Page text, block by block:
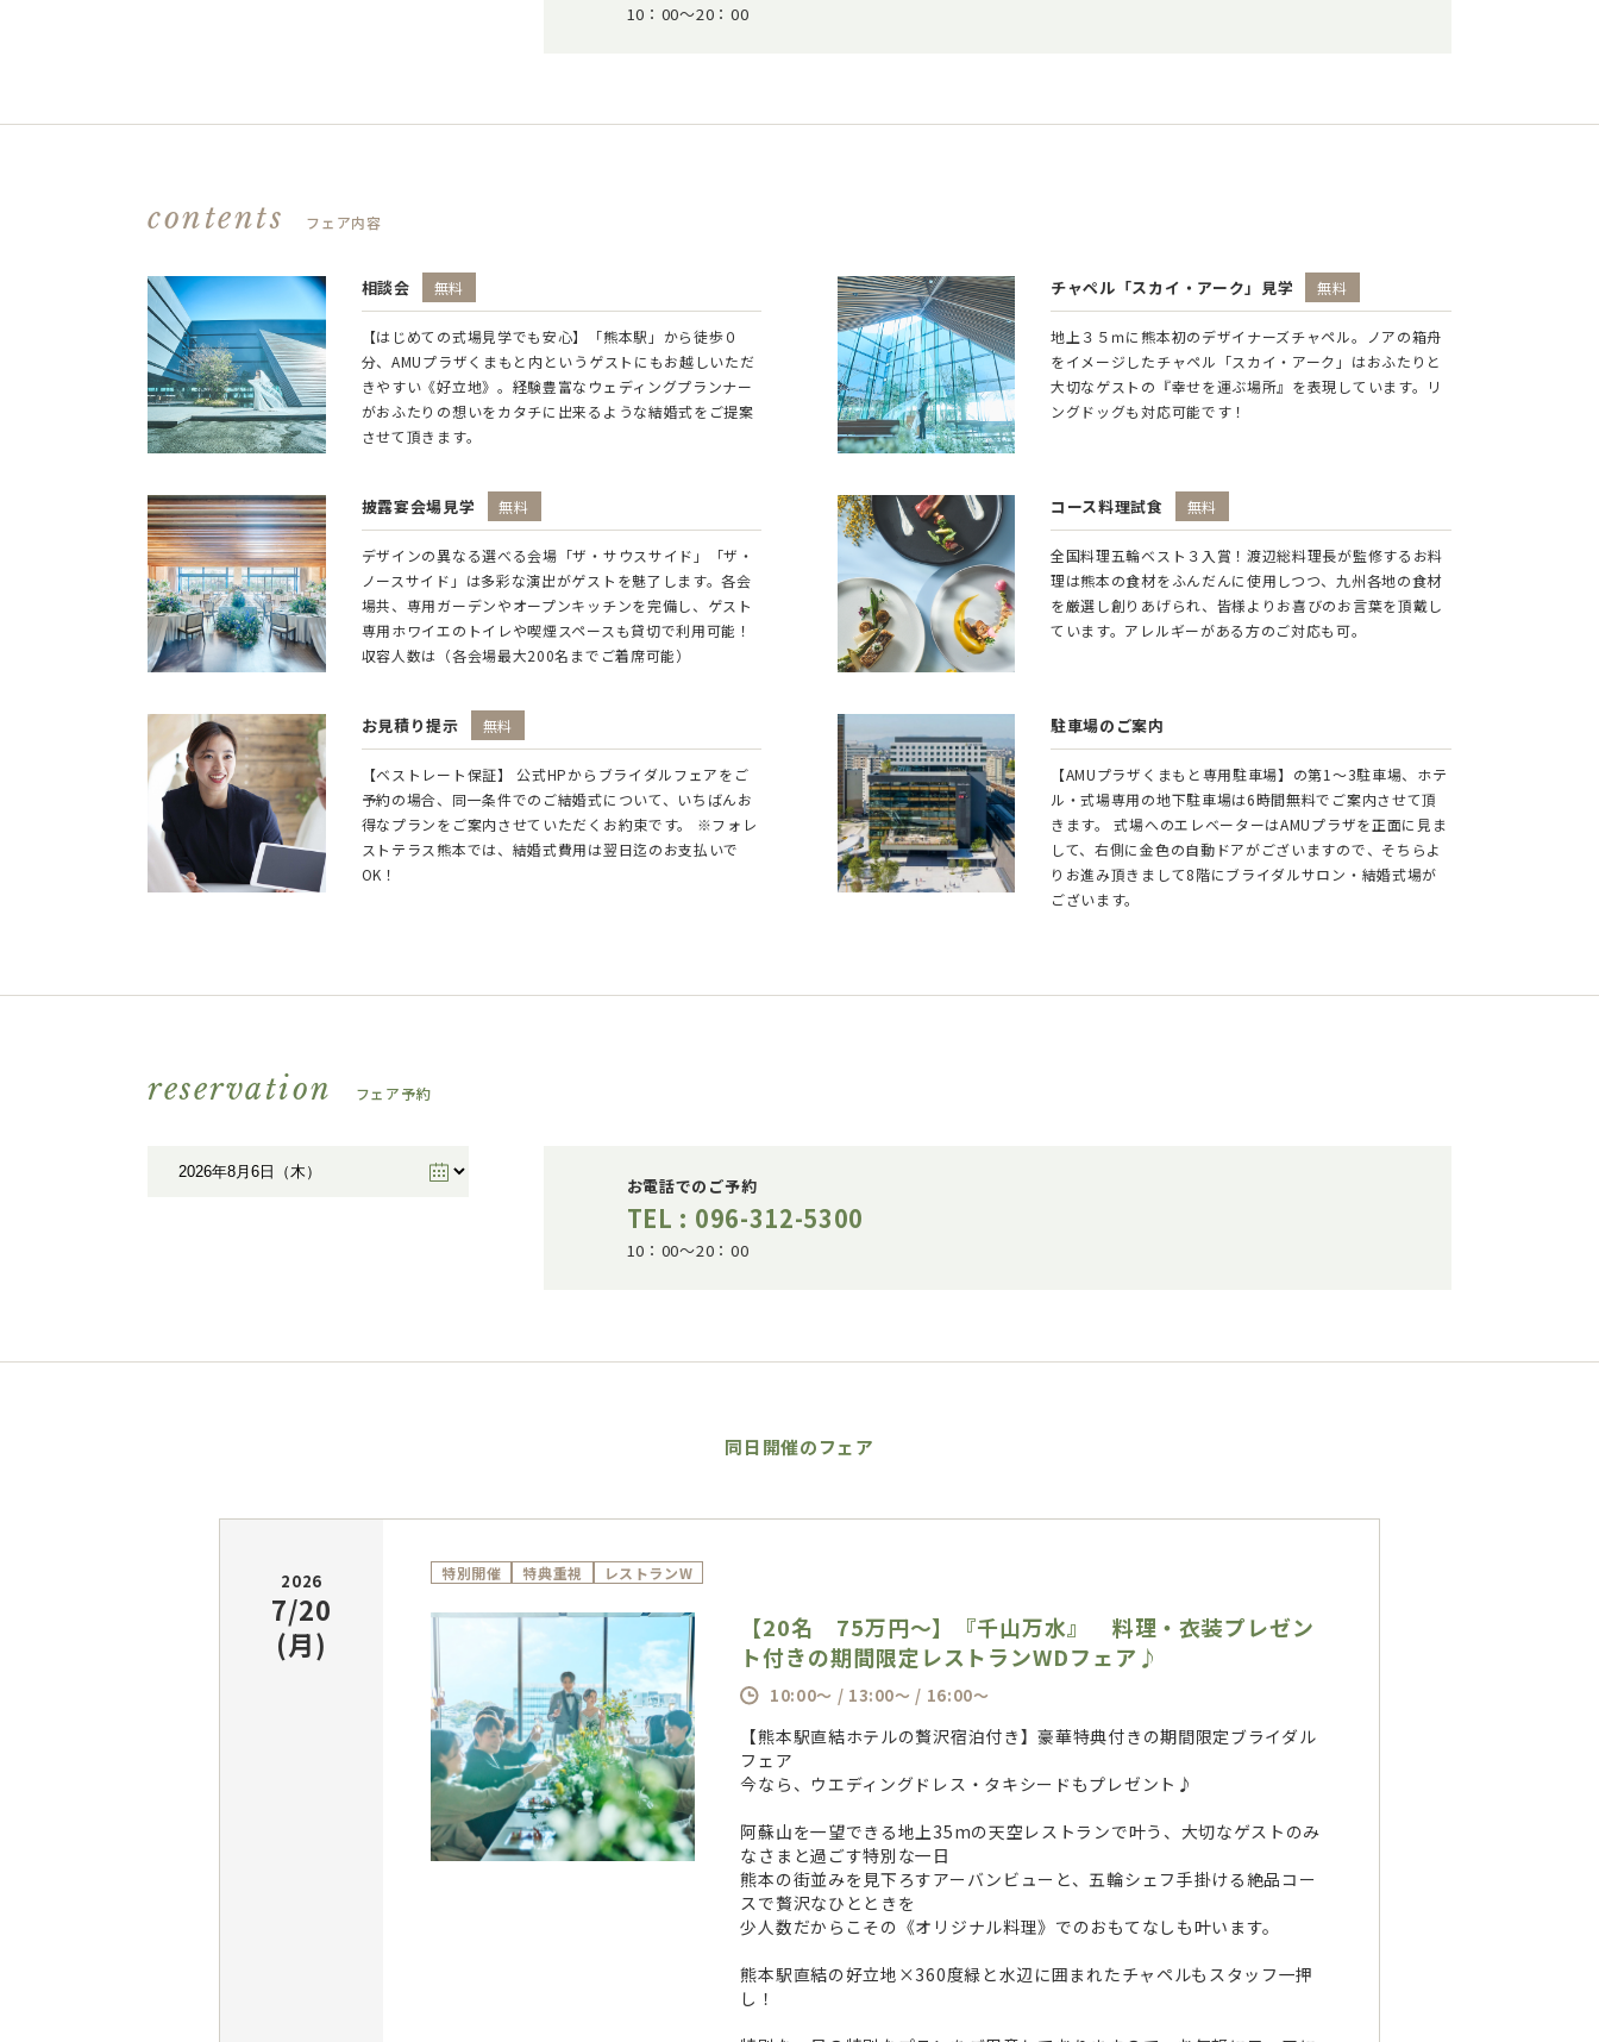
10：00～20：00
contents フェア内容
相談会 無料
【はじめての式場見学でも安心】「熊本駅」から徒歩０
分、AMUプラザくまもと内というゲストにもお越しいただ
きやすい《好立地》。経験豊富なウェディングプランナー
がおふたりの想いをカタチに出来るような結婚式をご提案
させて頂きます。
チャペル「スカイ・アーク」見学 無料
地上３５ｍに熊本初のデザイナーズチャペル。ノアの箱舟
をイメージしたチャペル「スカイ・アーク」はおふたりと
大切なゲストの『幸せを運ぶ場所』を表現しています。リ
ングドッグも対応可能です！
披露宴会場見学 無料
デザインの異なる選べる会場「ザ・サウスサイド」「ザ・
ノースサイド」は多彩な演出がゲストを魅了します。各会
場共、専用ガーデンやオープンキッチンを完備し、ゲスト
専用ホワイエのトイレや喫煙スペースも貸切で利用可能！
収容人数は（各会場最大200名までご着席可能）
コース料理試食 無料
全国料理五輪ベスト３入賞！渡辺総料理長が監修するお料
理は熊本の食材をふんだんに使用しつつ、九州各地の食材
を厳選し創りあげられ、皆様よりお喜びのお言葉を頂戴し
ています。アレルギーがある方のご対応も可。
お見積り提示 無料
【ベストレート保証】 公式HPからブライダルフェアをご
予約の場合、同一条件でのご結婚式について、いちばんお
得なプランをご案内させていただくお約束です。 ※フォレ
ストテラス熊本では、結婚式費用は翌日迄のお支払いで
OK！
駐車場のご案内
【AMUプラザくまもと専用駐車場】の第1～3駐車場、ホテ
ル・式場専用の地下駐車場は6時間無料でご案内させて頂
きます。 式場へのエレベーターはAMUプラザを正面に見ま
して、右側に金色の自動ドアがございますので、そちらよ
りお進み頂きまして8階にブライダルサロン・結婚式場が
ございます。
reservation フェア予約
お電話でのご予約
TEL : 096-312-5300
10：00～20：00
同日開催のフェア
2026
7/20
(月)
特別開催 特典重視 レストランW
【20名 75万円～】『千山万水』 料理・衣装プレゼン
ト付きの期間限定レストランWDフェア♪
10:00～ / 13:00～ / 16:00～
【熊本駅直結ホテルの贅沢宿泊付き】豪華特典付きの期間限定ブライダル
フェア
今なら、ウエディングドレス・タキシードもプレゼント♪
阿蘇山を一望できる地上35mの天空レストランで叶う、大切なゲストのみ
なさまと過ごす特別な一日
熊本の街並みを見下ろすアーバンビューと、五輪シェフ手掛ける絶品コー
スで贅沢なひとときを
少人数だからこその《オリジナル料理》でのおもてなしも叶います。
熊本駅直結の好立地×360度緑と水辺に囲まれたチャペルもスタッフ一押
し！